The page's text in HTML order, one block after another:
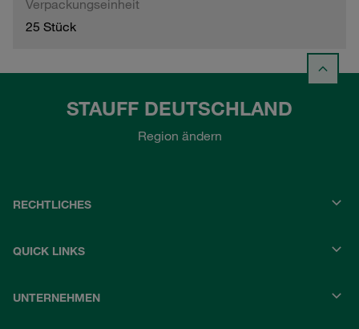
Verpackungseinheit
25 Stück
STAUFF DEUTSCHLAND
Region ändern
RECHTLICHES
QUICK LINKS
UNTERNEHMEN